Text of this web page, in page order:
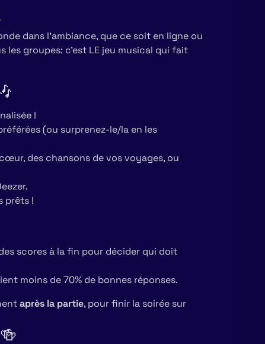
dans l’ambiance, que ce soit en ligne ou
les groupes: c’est LE jeu musical qui fait
!
(ou surprenez-le/la en les
des chansons de vos voyages, ou
prêts !
scores à la fin pour décider qui doit
moins de 70% de bonnes réponses.
après la partie, pour finir la soirée sur